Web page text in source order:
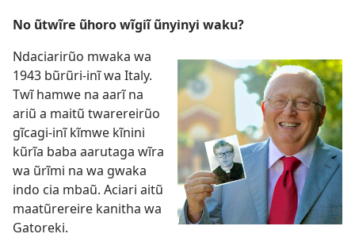
No ũtwĩre ũhoro wĩgiĩ ũnyinyi waku?
Ndaciarirũo mwaka wa
1943 bũrũri-inĩ wa Italy.
Twĩ hamwe na aarĩ na
ariũ a maitũ twarereirũo
gĩcagi-inĩ kĩmwe kĩnini
kũrĩa baba aarutaga wĩra
wa ũrĩmi na wa gwaka
indo cia mbaũ. Aciari aitũ
maatũrereire kanitha wa
Gatoreki.